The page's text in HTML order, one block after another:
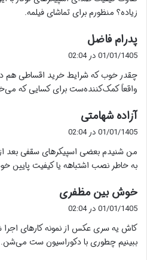
زیاده؟ منظورم برای تماشای فیلمه.
پدرام فاضل
ف
:
01/01/1405 در 02:04
چقدر خوب که شرایط خرید اقساطی هم
واقعاً کمک‌کننده‌ست برای کسایی که
آزاده شهامتی
ف
:
01/01/1405 در 02:04
من شنیدم بعضی اسپیکرهای سقفی بعد
به خاطر نصب اشتباهه یا کیفیت پایین
خوش بین مظفری
:
01/01/1405 در 02:04
کاش یه سری عکس از نمونه کارهای
ببینیم چطوری با دکوراسیون ست می‌شن.